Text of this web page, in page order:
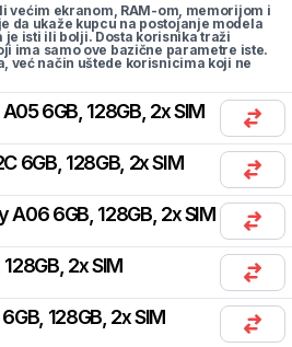
većim ekranom, RAM-om, memorijom i
da ukaže kupcu na postojanje modela
isti ili bolji. Dosta korisnika traži
ima samo ove bazične parametre iste.
već način uštede korisnicima koji ne
6GB, 128GB, 2x SIM
6GB, 128GB, 2x SIM
A06 6GB, 128GB, 2x SIM
2x SIM
128GB, 2x SIM